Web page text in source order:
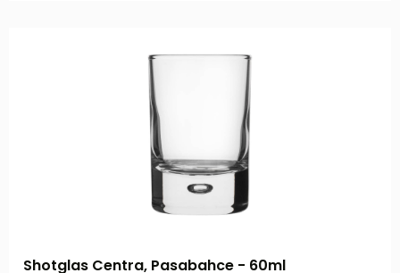
Shotglas Centra, Pasabahce - 60ml